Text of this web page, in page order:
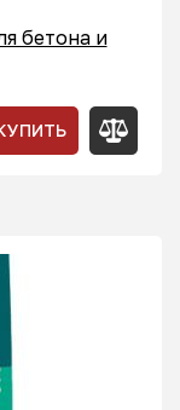
бетона и